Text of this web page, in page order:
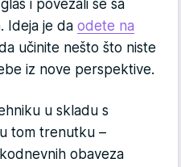
i povezali se sa
Ideja je da odete na
učinite nešto što niste
iz nove perspektive.
u skladu s
tom trenutku –
obaveza